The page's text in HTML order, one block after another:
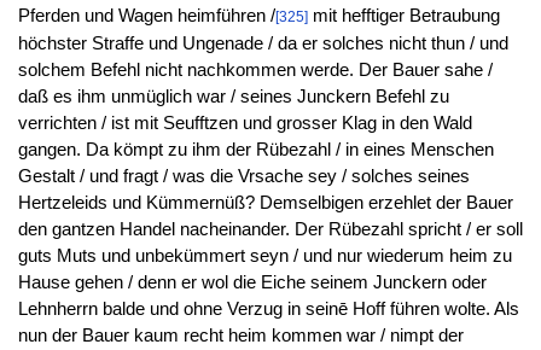
Pferden und Wagen heimführen /[325]mit hefftiger Betraubung
höchster Straffe und Ungenade / da er solches nicht thun / und
solchem Befehl nicht nachkommen werde. Der Bauer sahe /
daß es ihm unmüglich war / seines Junckern Befehl zu
verrichten / ist mit Seufftzen und grosser Klag in den Wald
gangen. Da kömpt zu ihm der Rübezahl / in eines Menschen
Gestalt / und fragt / was die Vrsache sey / solches seines
Hertzeleids und Kümmernüß? Demselbigen erzehlet der Bauer
den gantzen Handel nacheinander. Der Rübezahl spricht / er soll
guts Muts und unbekümmert seyn / und nur wiederum heim zu
Hause gehen / denn er wol die Eiche seinem Junckern oder
Lehnherrn balde und ohne Verzug in seinē Hoff führen wolte. Als
nun der Bauer kaum recht heim kommen war / nimpt der